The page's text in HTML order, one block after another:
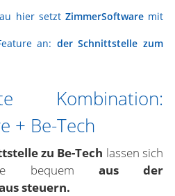
hier setzt ZimmerSoftwaremit
an: der Schnittstelle zum
Kombination:
+ Be-Tech
zu Be-Tech lassen sich
bequem aus der
steuern.